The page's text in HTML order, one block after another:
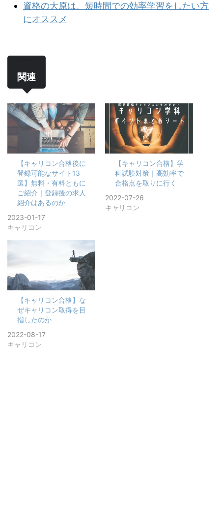
資格の大原は、短時間での効率学習をしたい方
にオススメ
関連
【キャリコン合格後に
登録可能なサイト13
選】無料・有料ともに
ご紹介｜登録後の求人
紹介はあるのか
2023-01-17
キャリコン
【キャリコン合格】学
科試験対策｜高効率で
合格点を取りに行く
2022-07-26
キャリコン
【キャリコン合格】な
ぜキャリコン取得を目
指したのか
2022-08-17
キャリコン